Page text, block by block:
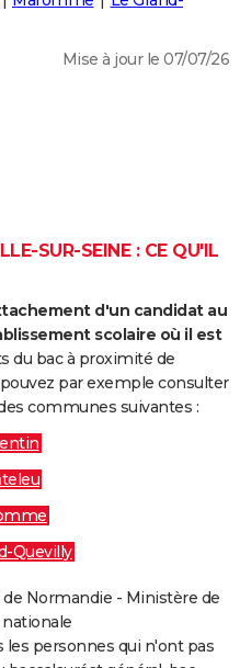
Mise à jour le 07/07/26
SUR-SEINE : CE QU'IL
d'un candidat au
scolaire où il est
du bac à proximité de
par exemple consulter
communes suivantes :
Quevilly
Normandie - Ministère de
les personnes qui n'ont pas